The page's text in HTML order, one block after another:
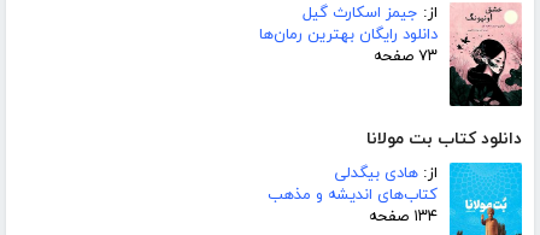
از: جیمز اسکارث گیل
دانلود رایگان بهترین رمان‌ها
۷۳ صفحه
دانلود کتاب بت مولانا
از: هادی بیگدلی
کتاب‌های اندیشه و مذهب
۱۳۴ صفحه